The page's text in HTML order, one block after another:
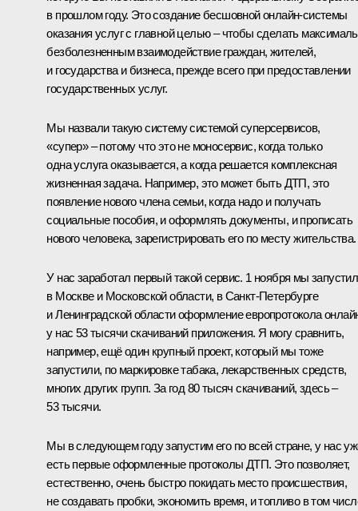
в прошлом году. Это создание бесшовной онлайн-системы
оказания услуг с главной целью – чтобы сделать
безболезненным взаимодействие граждан, жителей,
и государства и бизнеса, прежде всего при предоставлении
государственных услуг.
Мы назвали такую систему системой суперсервисов,
«супер» – потому что это не моносервис, когда только
одна услуга оказывается, а когда решается комплексная
жизненная задача. Например, это может быть ДТП, это
появление нового члена семьи, когда надо и получать
социальные пособия, и оформлять документы, и прописать
нового человека, зарегистрировать его по месту жительства.
У нас заработал первый такой сервис. 1 ноября мы
в Москве и Московской области, в Санкт-Петербурге
и Ленинградской области оформление европротокола
у нас 53 тысячи скачиваний приложения. Я могу сравнить,
например, ещё один крупный проект, который мы тоже
запустили, по маркировке табака, лекарственных средств,
многих других групп. За год 80 тысяч скачиваний, здесь –
53 тысячи.
Мы в следующем году запустим его по всей стране, у нас
есть первые оформленные протоколы ДТП. Это позволяет,
естественно, очень быстро покидать место происшествия,
не создавать пробки, экономить время, и топливо в том